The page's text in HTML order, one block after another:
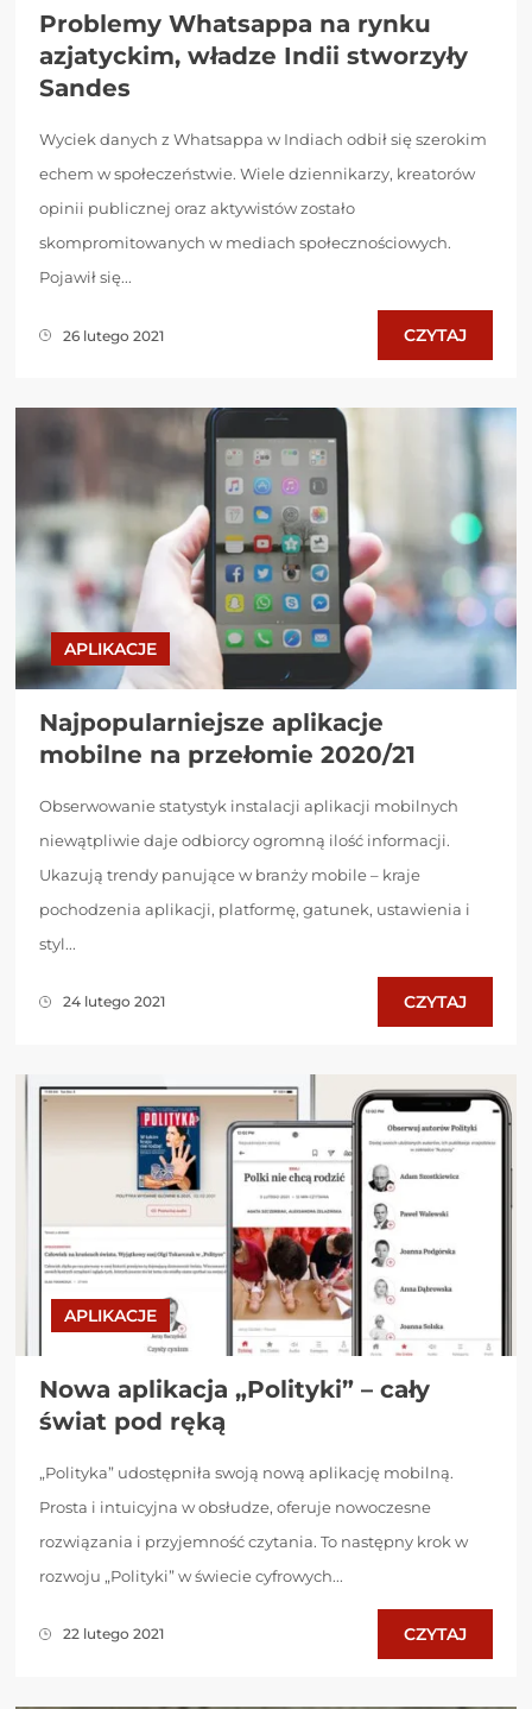
Problemy Whatsappa na rynku
azjatyckim, władze Indii stworzyły
Sandes
Wyciek danych z Whatsappa w Indiach odbił się szerokim
echem w społeczeństwie. Wiele dziennikarzy, kreatorów
opinii publicznej oraz aktywistów zostało
skompromitowanych w mediach społecznościowych.
Pojawił się...
26 lutego 2021 CZYTAJ
APLIKACJE
Najpopularniejsze aplikacje
mobilne na przełomie 2020/21
Obserwowanie statystyk instalacji aplikacji mobilnych
niewątpliwie daje odbiorcy ogromną ilość informacji.
Ukazują trendy panujące w branży mobile – kraje
pochodzenia aplikacji, platformę, gatunek, ustawienia i
styl...
24 lutego 2021 CZYTAJ
APLIKACJE
Nowa aplikacja „Polityki” – cały
świat pod ręką
„Polityka” udostępniła swoją nową aplikację mobilną.
Prosta i intuicyjna w obsłudze, oferuje nowoczesne
rozwiązania i przyjemność czytania. To następny krok w
rozwoju „Polityki” w świecie cyfrowych...
22 lutego 2021 CZYTAJ